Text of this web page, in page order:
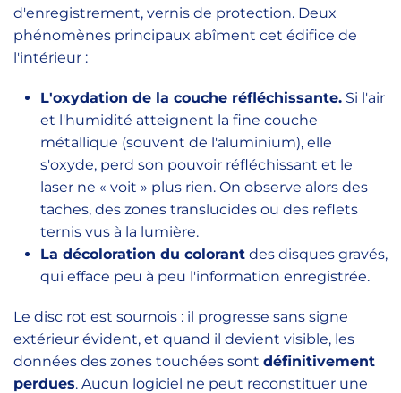
d'enregistrement, vernis de protection. Deux
phénomènes principaux abîment cet édifice de
l'intérieur :
L'oxydation de la couche réfléchissante. Si l'air
et l'humidité atteignent la fine couche
métallique (souvent de l'aluminium), elle
s'oxyde, perd son pouvoir réfléchissant et le
laser ne « voit » plus rien. On observe alors des
taches, des zones translucides ou des reflets
ternis vus à la lumière.
La décoloration du colorant des disques gravés,
qui efface peu à peu l'information enregistrée.
Le disc rot est sournois : il progresse sans signe
extérieur évident, et quand il devient visible, les
données des zones touchées sont définitivement
perdues. Aucun logiciel ne peut reconstituer une